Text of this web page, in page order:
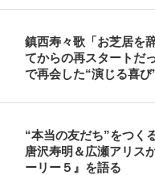
鎮西寿々歌「お芝居を
てからの再スタートだ
で再会した“演じる喜び
“本当の友だち”をつく
唐沢寿明＆広瀬アリス
ーリー５』を語る